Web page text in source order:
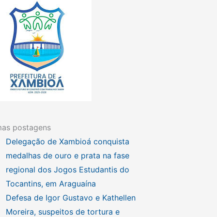
postagens
Delegação de Xambioá conquista
medalhas de ouro e prata na fase
regional dos Jogos Estudantis do
Tocantins, em Araguaína
Defesa de Igor Gustavo e Kathellen
Moreira, suspeitos de tortura e